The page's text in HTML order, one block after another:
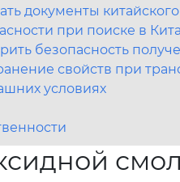
документы
при поиске в
безопасность
свойств при
условиях